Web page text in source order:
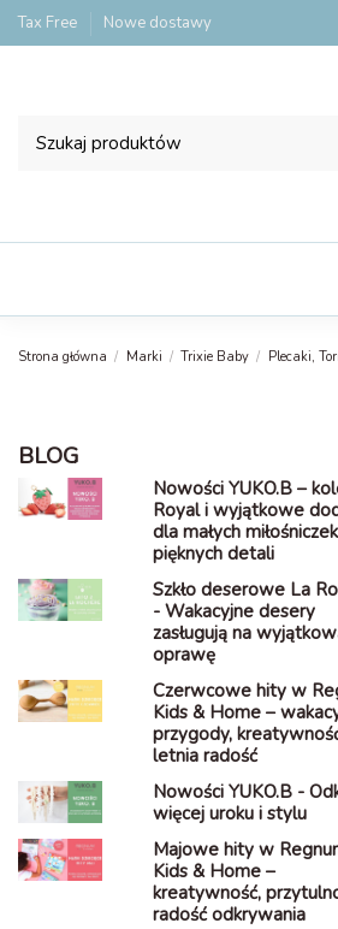
Tax Free Nowe dostawy
Strona główna Marki Trixie Baby Plecaki,
BLOG
Nowości YUKO.B –
Royal i wyjątkowe
dla małych miłośniczek
pięknych detali
Szkło deserowe La
- Wakacyjne desery
zasługują na
oprawę
Czerwcowe hity w
Kids & Home –
przygody,
letnia radość
Nowości YUKO.B -
więcej uroku i stylu
Majowe hity w
Kids & Home –
kreatywność,
radość odkrywania